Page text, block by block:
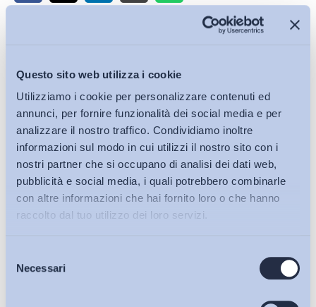
Questo sito web utilizza i cookie
Utilizziamo i cookie per personalizzare contenuti ed
annunci, per fornire funzionalità dei social media e per
analizzare il nostro traffico. Condividiamo inoltre
informazioni sul modo in cui utilizzi il nostro sito con i
nostri partner che si occupano di analisi dei dati web,
pubblicità e social media, i quali potrebbero combinarle
con altre informazioni che hai fornito loro o che hanno
raccolto dal tuo utilizzo dei loro servizi.
delNecessariBollettini ADAPT